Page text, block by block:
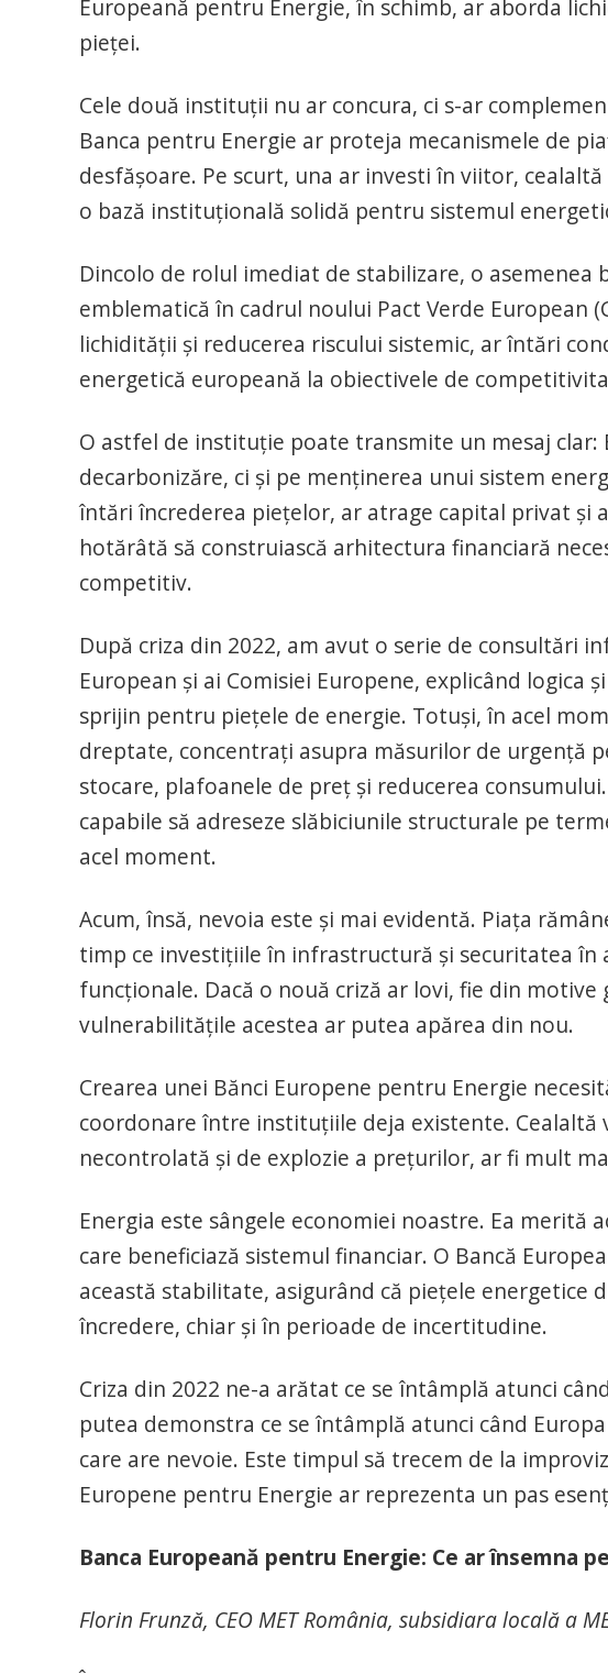
Europeană pentru Energie, în schimb, ar aborda
pieței.
Cele două instituții nu ar concura, ci s-ar
Banca pentru Energie ar proteja mecanismele de
desfășoare. Pe scurt, una ar investi în viitor,
o bază instituțională solidă pentru sistemul
Dincolo de rolul imediat de stabilizare, o asemenea
emblematică în cadrul noului Pact Verde European
lichidității și reducerea riscului sistemic, ar întări
energetică europeană la obiectivele de
O astfel de instituție poate transmite un mesaj clar:
decarbonizăre, ci și pe menținerea unui sistem
întări încrederea piețelor, ar atrage capital privat și
hotărâtă să construiască arhitectura financiară
competitiv.
După criza din 2022, am avut o serie de consultări
European și ai Comisiei Europene, explicând logica
sprijin pentru piețele de energie. Totuși, în acel
dreptate, concentrați asupra măsurilor de urgență
stocare, plafoanele de preț și reducerea
capabile să adreseze slăbiciunile structurale pe
acel moment.
Acum, însă, nevoia este și mai evidentă. Piața
timp ce investițiile în infrastructură și securitatea în
funcționale. Dacă o nouă criză ar lovi, fie din
vulnerabilitățile acestea ar putea apărea din nou.
Crearea unei Bănci Europene pentru Energie
coordonare între instituțiile deja existente. Cealaltă
necontrolată și de explozie a prețurilor, ar fi mult
Energia este sângele economiei noastre. Ea
care beneficiază sistemul financiar. O Bancă
această stabilitate, asigurând că piețele energetice
încredere, chiar și în perioade de incertitudine.
Criza din 2022 ne-a arătat ce se întâmplă atunci
putea demonstra ce se întâmplă atunci când
care are nevoie. Este timpul să trecem de la
Europene pentru Energie ar reprezenta un pas
Banca Europeană pentru Energie: Ce ar însemna
Florin Frunză, CEO MET România, subsidiara locală a